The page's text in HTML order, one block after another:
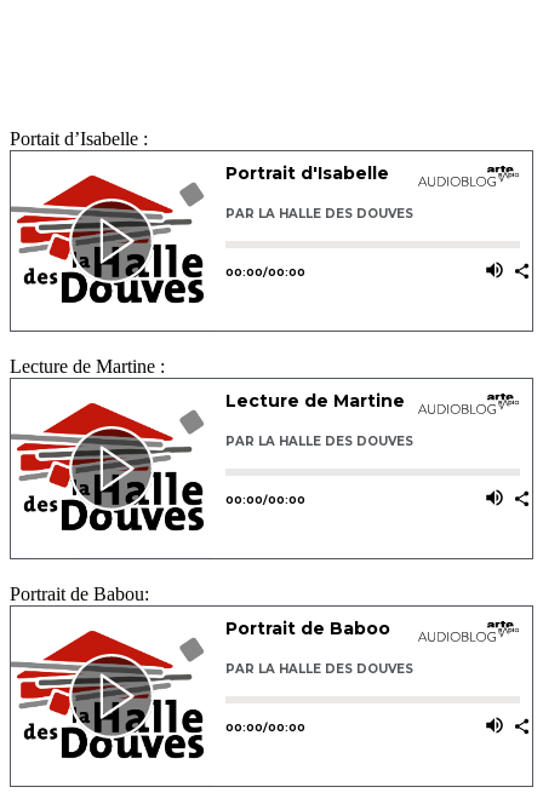
Portait d’Isabelle :
Lecture de Martine :
Portrait de Babou: